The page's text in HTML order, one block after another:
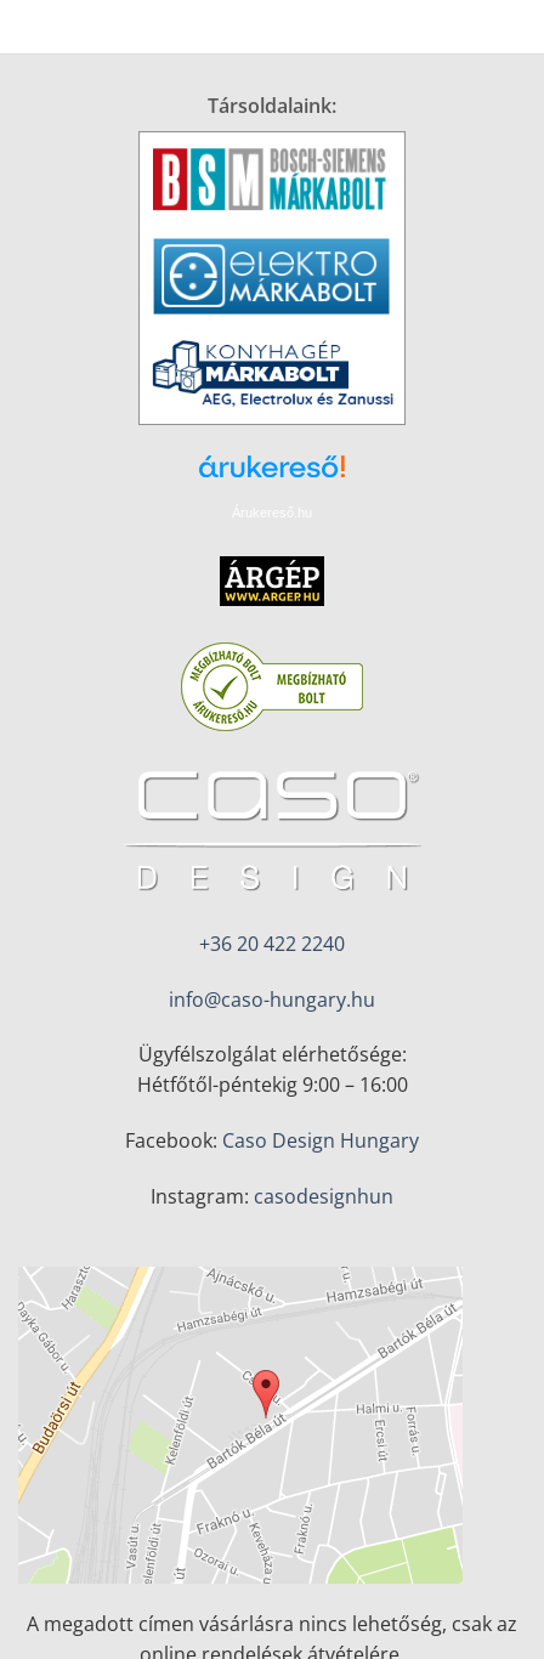
Társoldalaink:
Árukereső.hu
+36 20 422 2240
info@caso-hungary.hu
Ügyfélszolgálat elérhetősége:
Hétfőtől-péntekig 9:00 – 16:00
Facebook: Caso Design Hungary
Instagram: casodesignhun
A megadott címen vásárlásra nincs lehetőség, csak az
online rendelések átvételére.